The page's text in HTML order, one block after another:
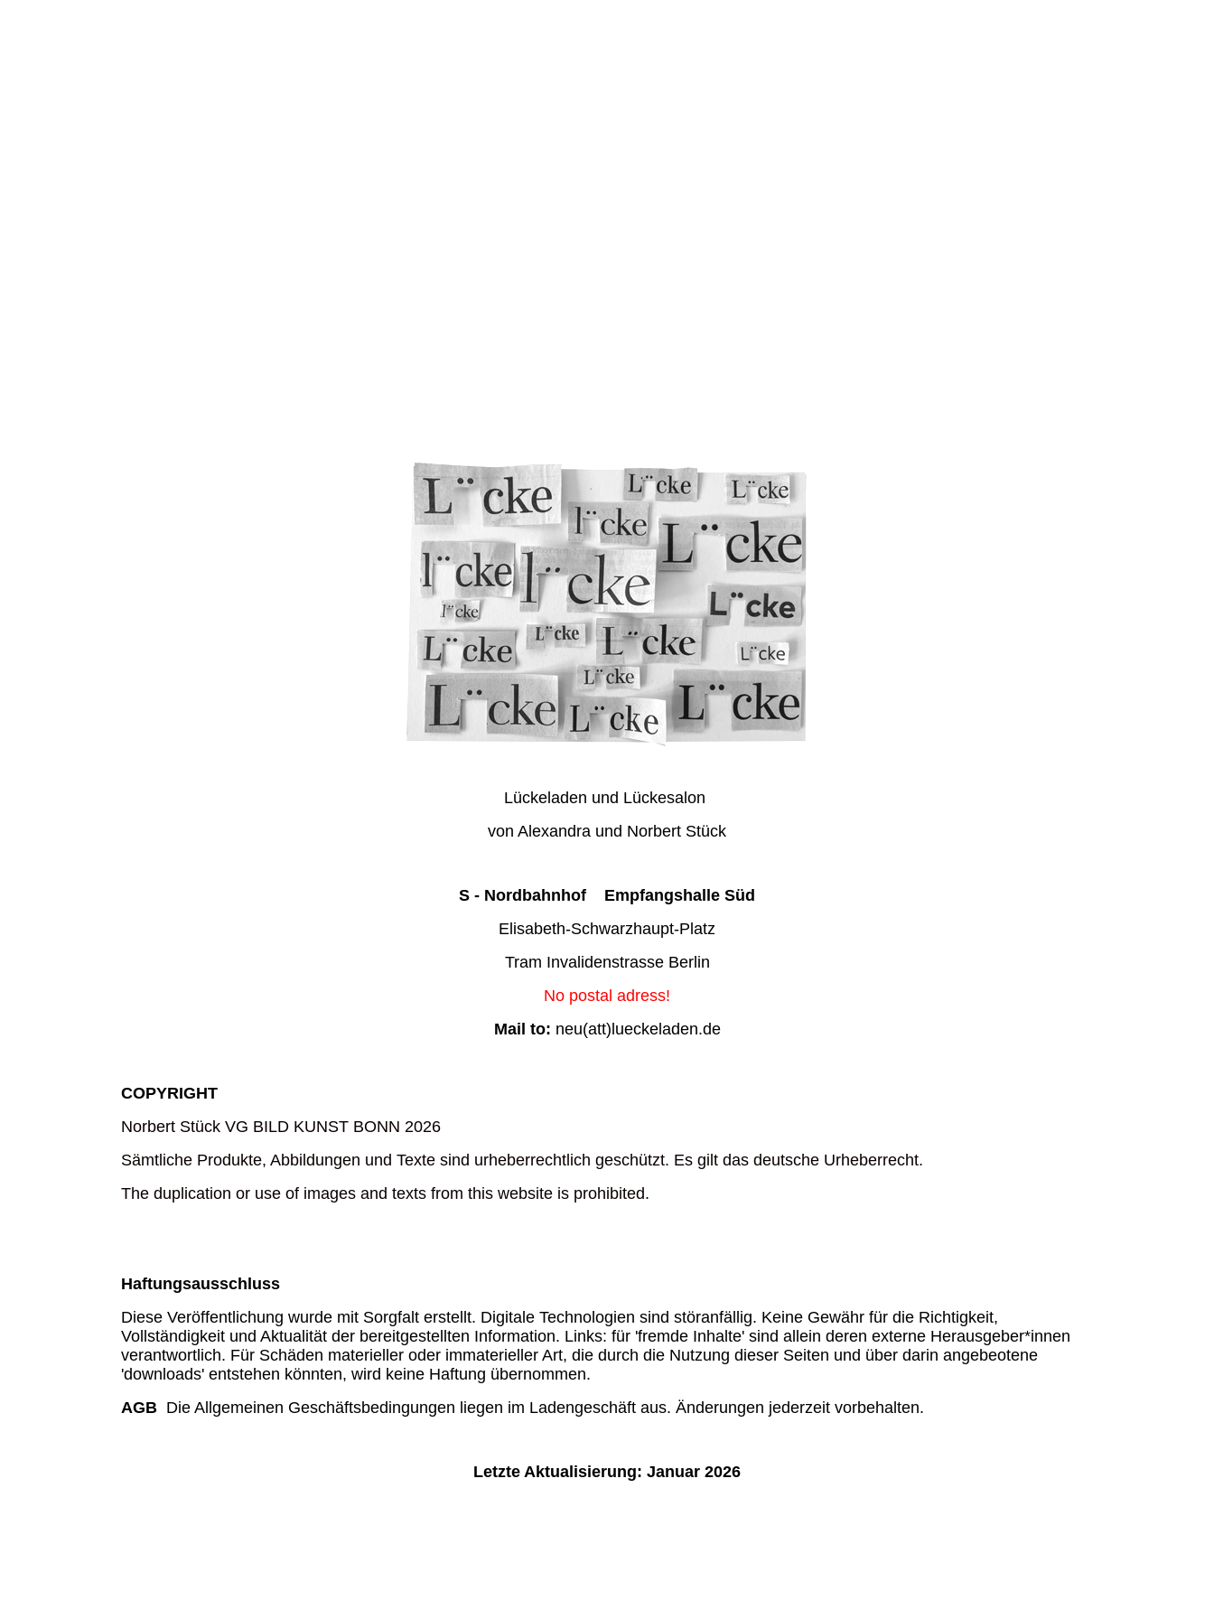
Lückeladen und Lückesalon
von Alexandra und Norbert Stück
S - Nordbahnhof Empfangshalle Süd
Elisabeth-Schwarzhaupt-Platz
Tram Invalidenstrasse Berlin
No postal adress!
Mail to: neu(att)lueckeladen.de
COPYRIGHT
Norbert StückVG BILD KUNST BONN 2026
Sämtliche Produkte, Abbildungen und Texte sind urheberrechtlich geschützt. Es gilt das deutsche Urheberrecht.
The duplication or use of images and texts from this website is prohibited.
Haftungsausschluss
Diese Veröffentlichung wurde mit Sorgfalt erstellt. Digitale Technologien sind störanfällig. Keine Gewähr für die Richtigkeit,
Vollständigkeit und Aktualität der bereitgestellten Information. Links: für 'fremde Inhalte' sind allein deren externe Herausgeber*innen
verantwortlich. Für Schäden materieller oder immaterieller Art, die durch die Nutzung dieser Seiten und über darin angebeotene
'downloads' entstehen könnten, wird keine Haftung übernommen.
AGB Die Allgemeinen Geschäftsbedingungen liegen im Ladengeschäft aus. Änderungen jederzeit vorbehalten.
Letzte Aktualisierung: Januar 2026